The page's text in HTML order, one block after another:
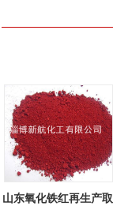
山东氧化铁红再生产取